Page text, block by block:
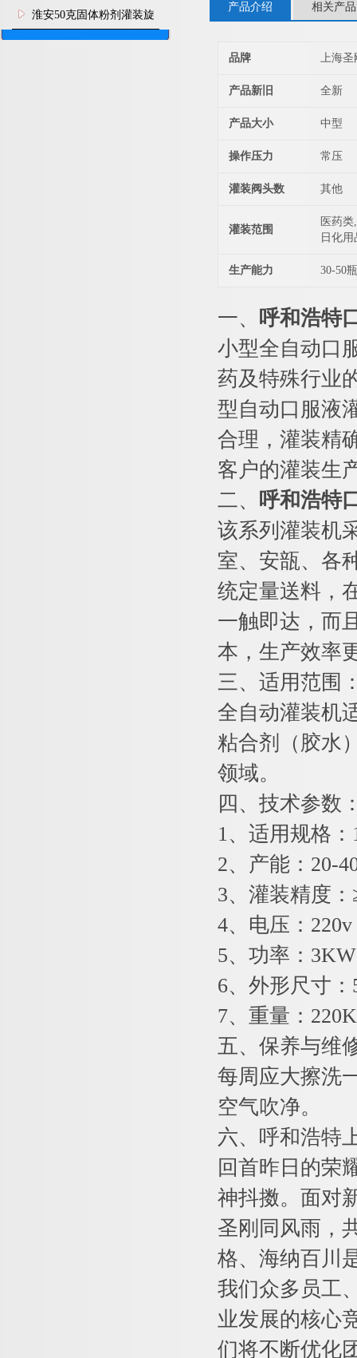
生产线
淮安50克固体粉剂灌装旋
盖机
产品介绍 相关产品
品牌 上海圣
产品新旧 全新
产品大小 中型
操作压力 常压
灌装阀头数 其他
灌装范围
医药
日化
生产能力 30-50
一、 呼和浩特
小型全自动口
药及特殊行业
型自动口服液
合理，灌装精
客户的灌装生
二、 呼和浩特
该系列灌装机
室、安瓿、各
统定量送料，
一触即达，而
本，生产效率
三、适用范围
全自动灌装机
粘合剂（胶水
领域。
四、技术参数
1、适用规格
2、产能：20-
3、灌装精度：
4、电压：220v
5、功率：3KW
6、外形尺寸
7、重量：
五、保养与维
每周应大擦洗
空气吹净。
六、呼和浩特
回首昨日的荣
神抖擞。面对
圣刚同风雨，
格、海纳百川
我们众多员工
业发展的核心
们将不断优化